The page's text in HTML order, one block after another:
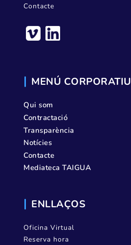
Contacte
MENÚ CORPORATIU
Qui som
Contractació
Transparència
Notícies
Contacte
Mediateca TAIGUA
ENLLAÇOS
Oficina Virtual
Reserva hora